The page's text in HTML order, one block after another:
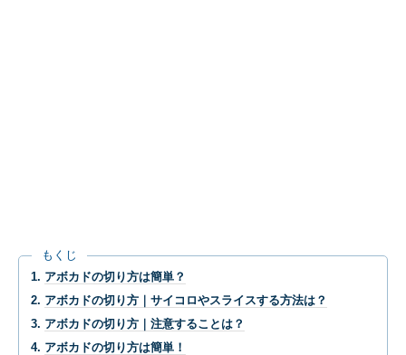
もくじ
アボカドの切り方は簡単？
アボカドの切り方｜サイコロやスライスする方法は？
アボカドの切り方｜注意することは？
アボカドの切り方は簡単！